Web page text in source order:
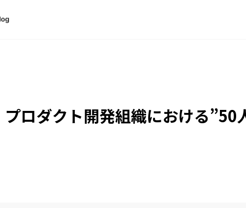
プロダクト開発組織における”50